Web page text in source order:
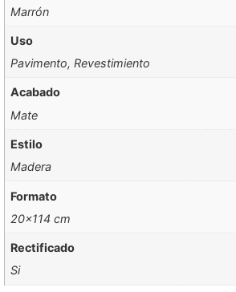
Marrón
Uso
Pavimento, Revestimiento
Acabado
Mate
Estilo
Madera
Formato
20×114 cm
Rectificado
Si